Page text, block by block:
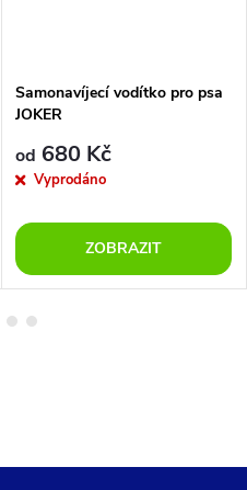
Samonavíjecí vodítko pro psa
JOKER
od 680 Kč
Vyprodáno
ZOBRAZIT